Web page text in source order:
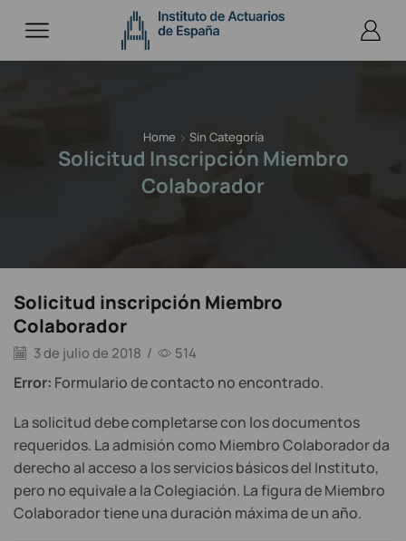
Home Sin Categoría
Solicitud Inscripción Miembro
Colaborador
Solicitud inscripción Miembro
Colaborador
3 de julio de 2018 / 514
Error: Formulario de contacto no encontrado.
La solicitud debe completarse con los documentos
requeridos. La admisión como Miembro Colaborador da
derecho al acceso a los servicios básicos del Instituto,
pero no equivale a la Colegiación. La figura de Miembro
Colaborador tiene una duración máxima de un año.